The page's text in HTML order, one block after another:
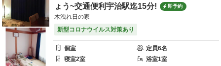
ょう~交通便利宇治駅迄15分!
即予約
木洩れ日の家
新型コロナウイルス対策あり
個室 定員6名
寝室2室 浴室1室